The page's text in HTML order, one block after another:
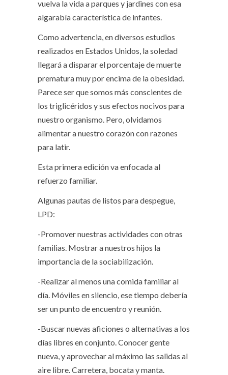
vuelva la vida a parques y jardines con esa
algarabía característica de infantes.
Como advertencia, en diversos estudios
realizados en Estados Unidos, la soledad
llegará a disparar el porcentaje de muerte
prematura muy por encima de la obesidad.
Parece ser que somos más conscientes de
los triglicéridos y sus efectos nocivos para
nuestro organismo. Pero, olvidamos
alimentar a nuestro corazón con razones
para latir.
Esta primera edición va enfocada al
refuerzo familiar.
Algunas pautas de listos para despegue,
LPD:
-Promover nuestras actividades con otras
familias. Mostrar a nuestros hijos la
importancia de la sociabilización.
-Realizar al menos una comida familiar al
día. Móviles en silencio, ese tiempo debería
ser un punto de encuentro y reunión.
-Buscar nuevas aficiones o alternativas a los
días libres en conjunto. Conocer gente
nueva, y aprovechar al máximo las salidas al
aire libre. Carretera, bocata y manta.